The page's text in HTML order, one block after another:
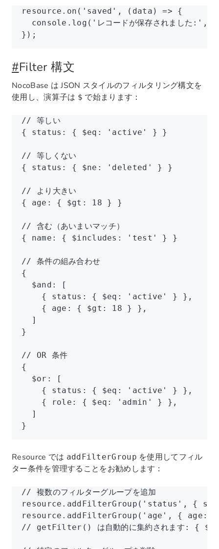
resource .on ( 'saved' , (data) => {
  console
.log ( 'レコードが保存されました:' ,
});
#Filter 構文
NocoBase は JSON スタイルのフィルタリング構文を
使用し、演算子は $ で始まります：
// 等しい
{ status : { $eq : 'active' } }
// 等しくない
{ status : { $ne : 'deleted' } }
// より大きい
{ age : { $gt : 18 } }
// 含む（あいまいマッチ）
{ name : { $includes : 'test' } }
// 条件の組み合わせ
{
  $and
:
[
    { status
: { $eq : 'active' } } ,
    { age
: { $gt : 18 } } ,
  ]
}
// OR 条件
{
  $or
:
[
    { status
: { $eq : 'active' } } ,
    { role
: { $eq : 'admin' } } ,
  ]
}
Resource では addFilterGroup を使用してフィル
ター条件を管理することをお勧めします：
// 複数のフィルターグループを追加
resource .addFilterGroup ( 'status' ,
{
resource .addFilterGroup ( 'age' , { age :
// getFilter() は自動的に集約されます: {